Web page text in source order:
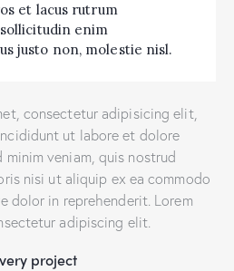
et lacus rutrum
enim
justo non, molestie nisl.
consectetur adipisicing elit,
ut labore et dolore
minim veniam, quis nostrud
nisi ut aliquip ex ea commodo
dolor in reprehenderit. Lorem
adipiscing elit.
project